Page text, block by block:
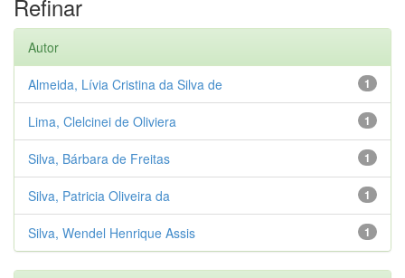
Refinar
Autor
1
Almeida, Lívia Cristina da Silva de
1
Lima, Clelcinei de Oliviera
1
Silva, Bárbara de Freitas
1
Silva, Patricia Oliveira da
1
Silva, Wendel Henrique Assis